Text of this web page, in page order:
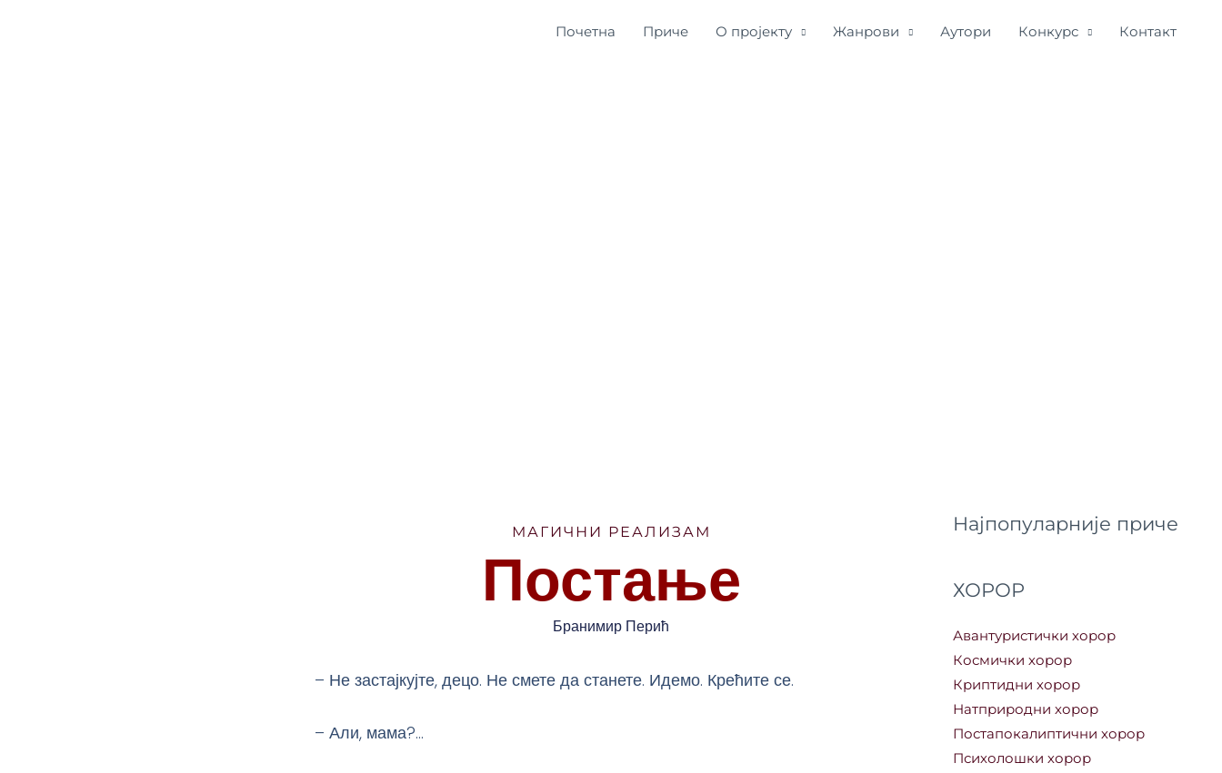
Почетна Приче О пројекту Жанрови Аутори Конкурс Контакт
МАГИЧНИ РЕАЛИЗАМ
Постање
Бранимир Перић
– Не застајкујте, децо. Не смете да станете. Идемо. Крећите се.
– Али, мама?…
Најпопуларније приче
ХОРОР
Авантуристички хорор
Космички хорор
Криптидни хорор
Натприродни хорор
Постапокалиптични хорор
Психолошки хорор